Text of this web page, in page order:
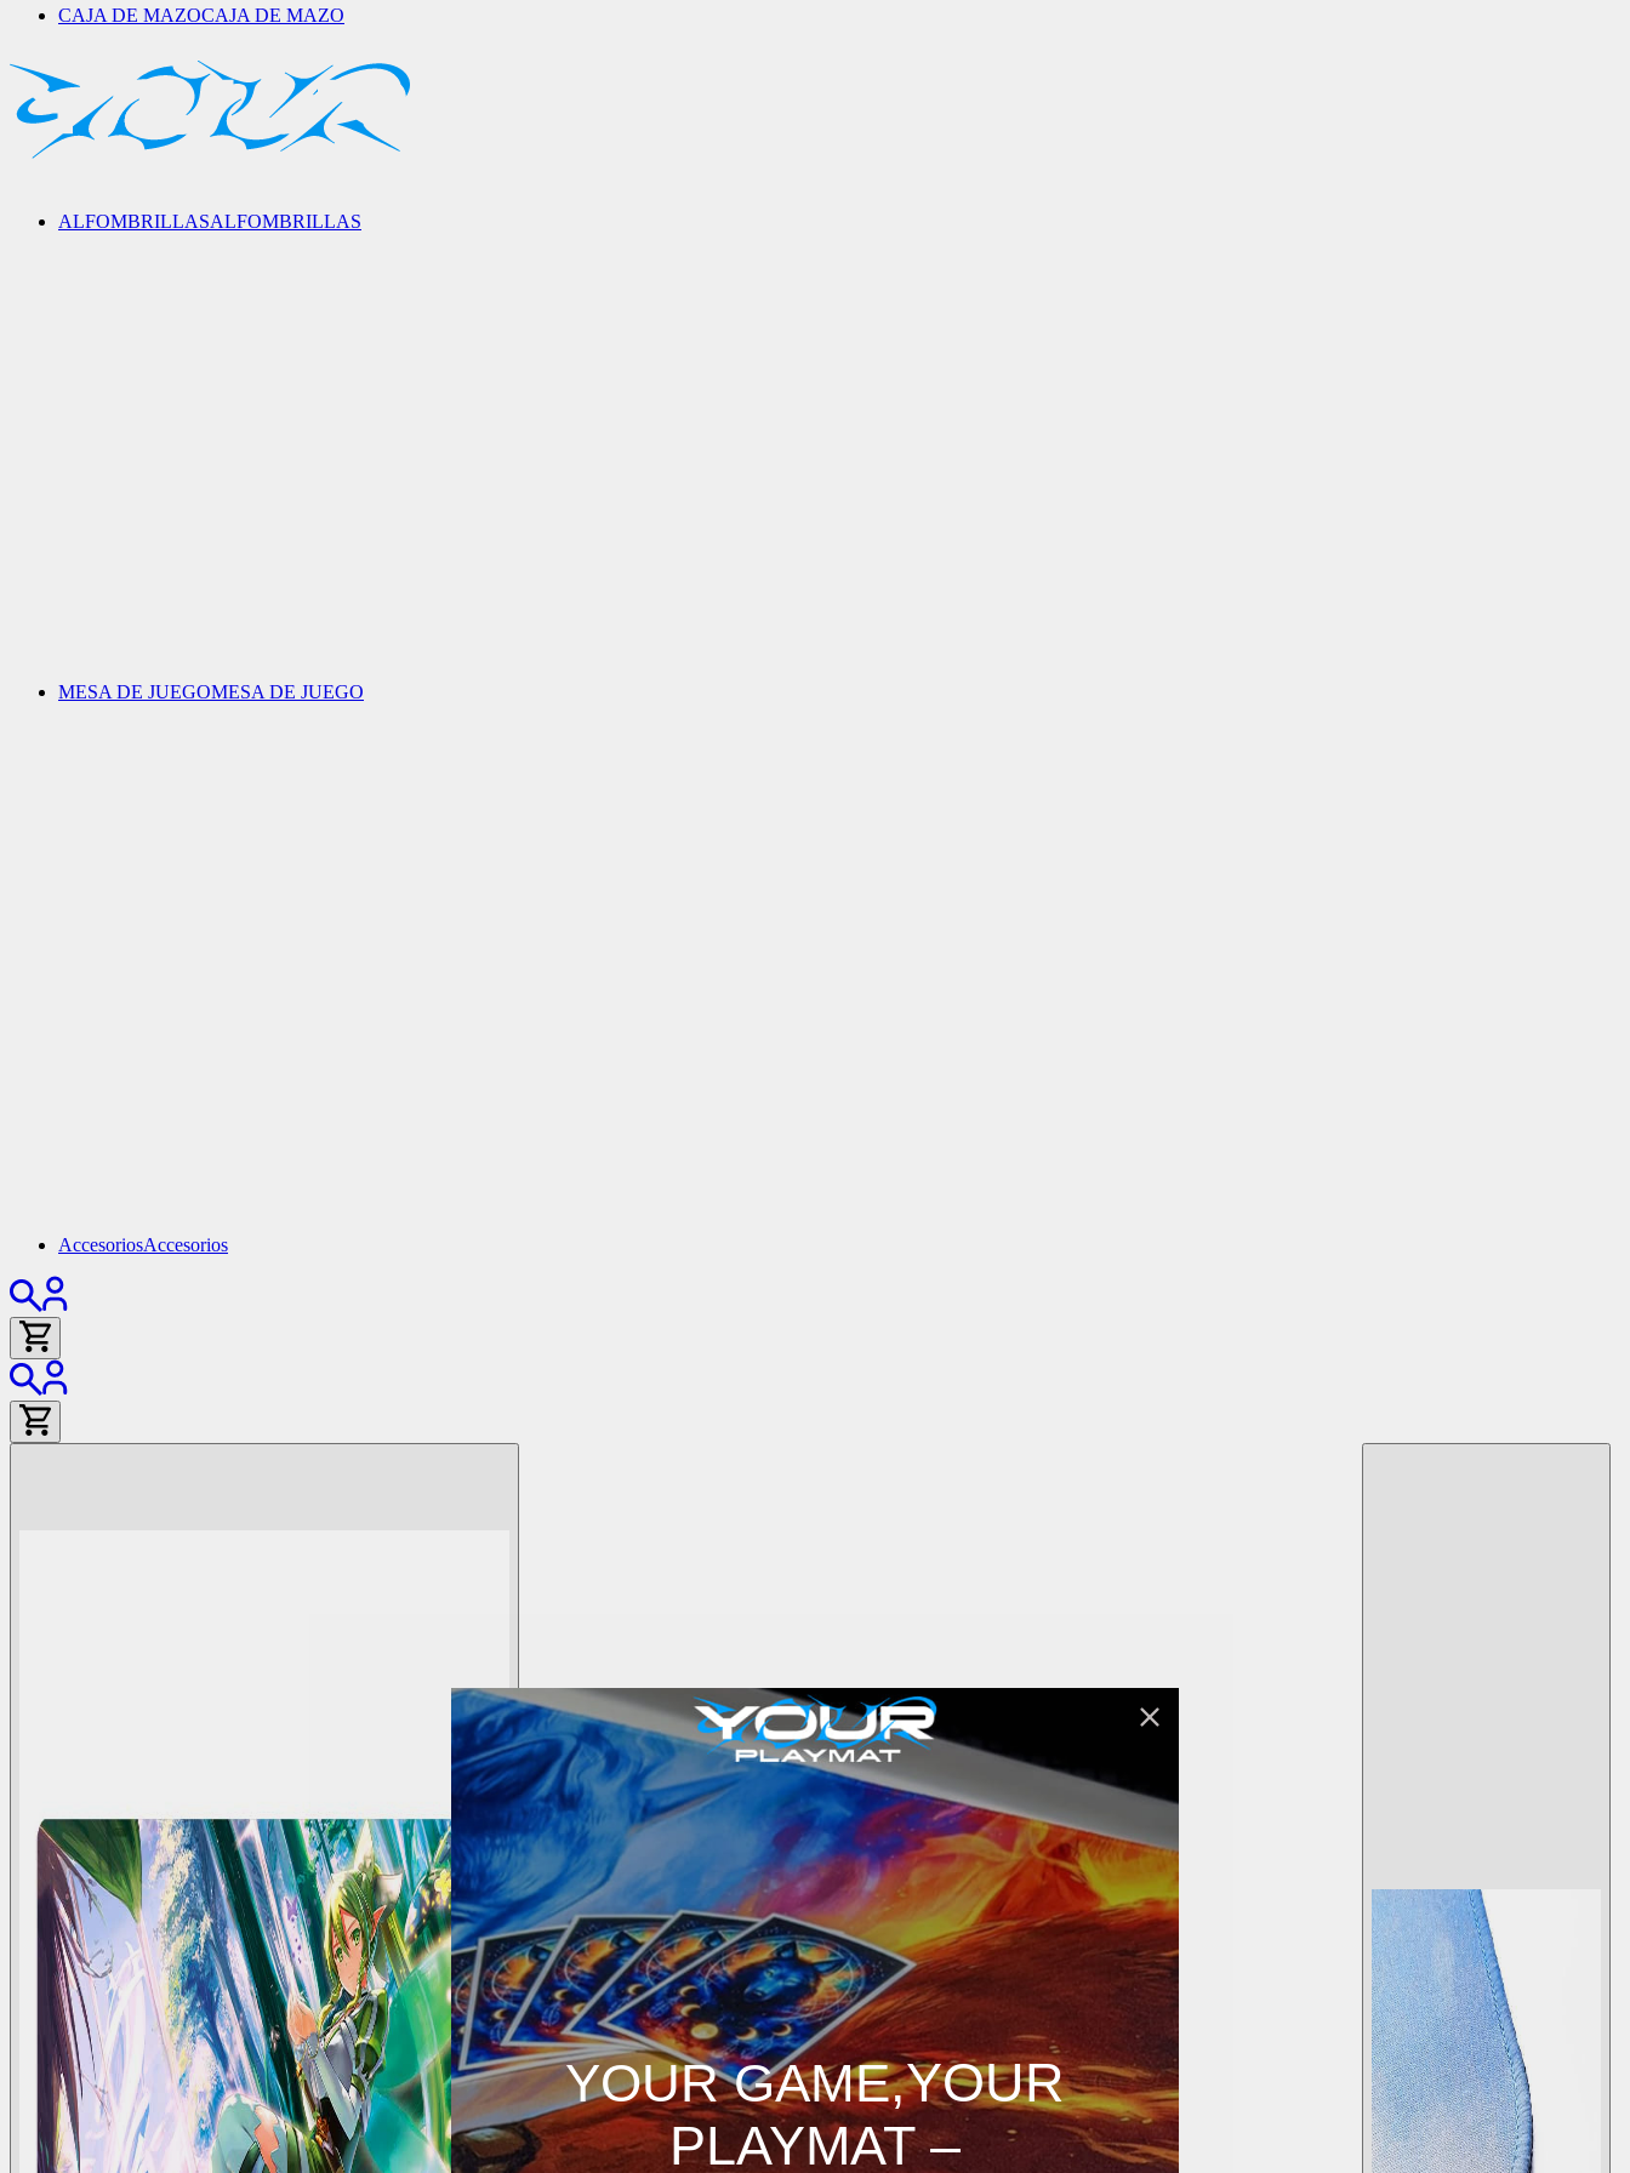
CAJA DE MAZOCAJA DE MAZO
ALFOMBRILLASALFOMBRILLAS
MESA DE JUEGOMESA DE JUEGO
AccesoriosAccesorios
YOUR GAME,YOUR
PLAYMAT –